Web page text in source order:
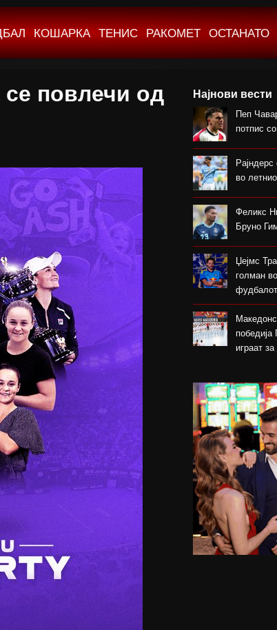
КОШАРКА ТЕНИС РАКОМЕТ ОСТАНАТО
повлечи од
Најнови вести
Пеп
потпис
во
Феликс
Бруно
Џејмс
голман
фудбалот
победија
играат
со
Магнес
Мики ван
на нов
Лина
настапот